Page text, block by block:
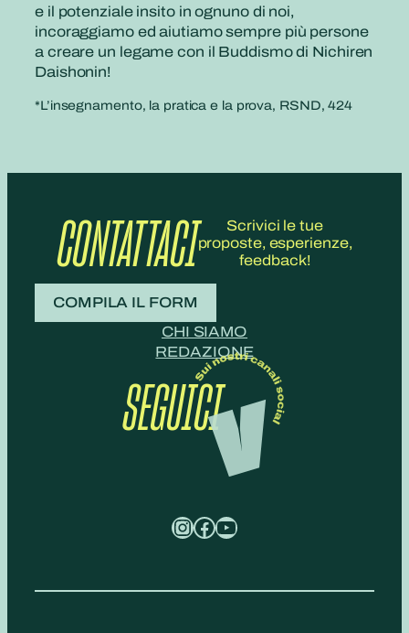
e il potenziale insito in ognuno di noi,
incoraggiamo ed aiutiamo sempre più persone
a creare un legame con il Buddismo di Nichiren
Daishonin!
*L’insegnamento, la pratica e la prova, RSND, 424
CONTATTACI
Scrivici le tue
proposte, esperienze,
feedback!
COMPILA IL FORM
CHI SIAMO
REDAZIONE
SEGUICI
InstagramFacebook YouTube